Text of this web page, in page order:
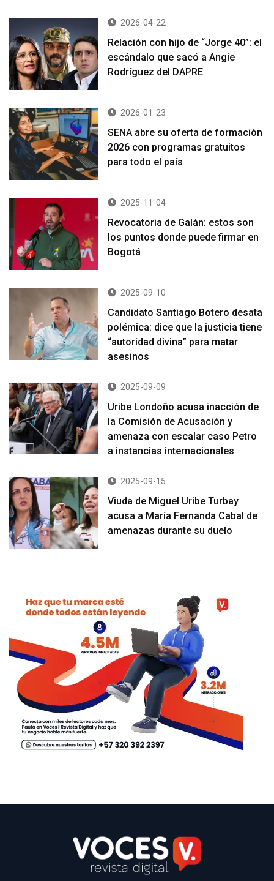
2026-04-22
Relación con hijo de “Jorge 40”: el
escándalo que sacó a Angie
Rodríguez del DAPRE
2026-01-23
SENA abre su oferta de formación
2026 con programas gratuitos
para todo el país
2025-11-04
Revocatoria de Galán: estos son
los puntos donde puede firmar en
Bogotá
2025-09-10
Candidato Santiago Botero desata
polémica: dice que la justicia tiene
“autoridad divina” para matar
asesinos
2025-09-09
Uribe Londoño acusa inacción de
la Comisión de Acusación y
amenaza con escalar caso Petro
a instancias internacionales
2025-09-15
Viuda de Miguel Uribe Turbay
acusa a María Fernanda Cabal de
amenazas durante su duelo